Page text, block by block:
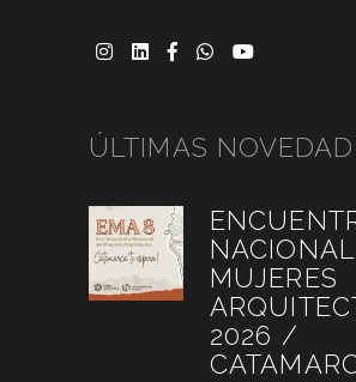
ÚLTIMAS
NACIONAL
MUJERES
2026 /